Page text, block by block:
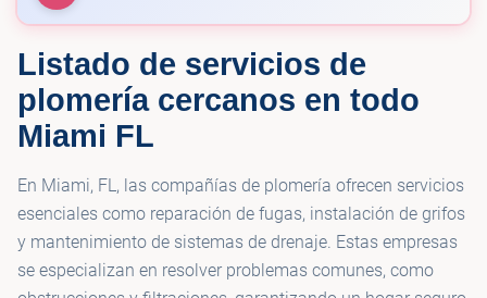
🚰 Pipelife Plumbing
🚰 Gulf Plumbing Inc
🚰 camachos plumber
🚰 A PLUS PLUMBERS INC
Listado de servicios de
plomería cercanos en todo
Miami FL
En Miami, FL, las compañías de plomería ofrecen servicios
esenciales como reparación de fugas, instalación de grifos
y mantenimiento de sistemas de drenaje. Estas empresas
se especializan en resolver problemas comunes, como